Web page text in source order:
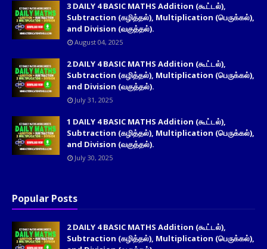
3 DAILY 4 BASIC MATHS Addition (கூட்டல்),
Subtraction (கழித்தல்), Multiplication (பெருக்கல்),
and Division (வகுத்தல்).
August 04, 2025
2 DAILY 4 BASIC MATHS Addition (கூட்டல்),
Subtraction (கழித்தல்), Multiplication (பெருக்கல்),
and Division (வகுத்தல்).
July 31, 2025
1 DAILY 4 BASIC MATHS Addition (கூட்டல்),
Subtraction (கழித்தல்), Multiplication (பெருக்கல்),
and Division (வகுத்தல்).
July 30, 2025
Popular Posts
2 DAILY 4 BASIC MATHS Addition (கூட்டல்),
Subtraction (கழித்தல்), Multiplication (பெருக்கல்),